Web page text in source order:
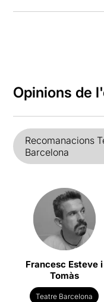
Opinions de
Recomanacions
Barcelona
Francesc Esteve i
Tomàs
Teatre Barcelona